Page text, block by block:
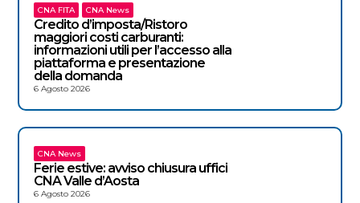
CNA FITA CNA News
Credito d’imposta/Ristoro
maggiori costi carburanti:
informazioni utili per l’accesso alla
piattaforma e presentazione
della domanda
6 Agosto 2026
CNA News
Ferie estive: avviso chiusura uffici
CNA Valle d’Aosta
6 Agosto 2026